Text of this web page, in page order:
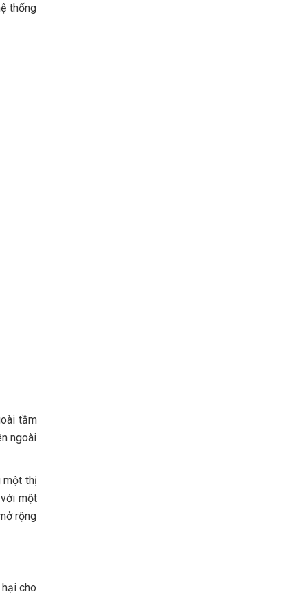
thống
tầm
ngoài
một thị
một
rộng
cho